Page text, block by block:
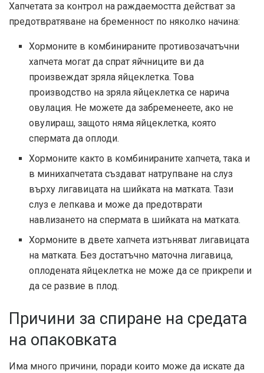
Хапчетата за контрол на раждаемостта действат за
предотвратяване на бременност по няколко начина:
Хормоните в комбинираните противозачатъчни
хапчета могат да спрат яйчниците ви да
произвеждат зряла яйцеклетка. Това
производство на зряла яйцеклетка се нарича
овулация. Не можете да забременеете, ако не
овулираш, защото няма яйцеклетка, която
спермата да оплоди.
Хормоните както в комбинираните хапчета, така и
в минихапчетата създават натрупване на слуз
върху лигавицата на шийката на матката. Тази
слуз е лепкава и може да предотврати
навлизането на спермата в шийката на матката.
Хормоните в двете хапчета изтъняват лигавицата
на матката. Без достатъчно маточна лигавица,
оплодената яйцеклетка не може да се прикрепи и
да се развие в плод.
Причини за спиране на средата
на опаковката
Има много причини, поради които може да искате да